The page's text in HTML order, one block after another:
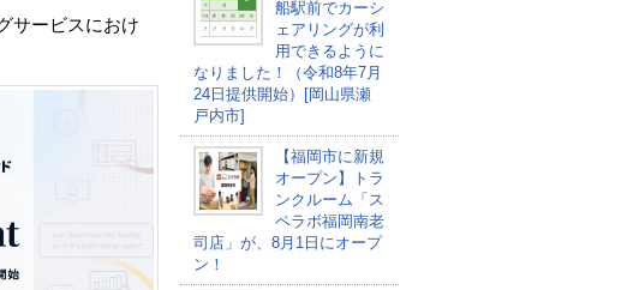
サービスにおけ
船駅前でカーシ
ェアリングが利
用できるように
なりました！（令和8年7月
24日提供開始）[岡山県瀬
戸内市]
【福岡市に新規
オープン】トラ
ンクルーム「ス
ペラボ福岡南老
司店」が、8月1日にオープ
ン！